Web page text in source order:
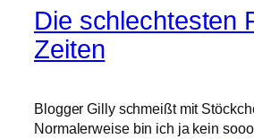
Die schlechtesten
Zeiten
Blogger Gilly schmeißt mit
Normalerweise bin ich ja kein